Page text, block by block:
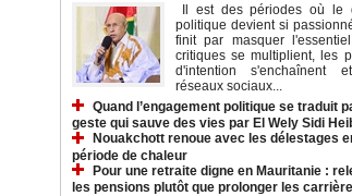
Il est des périodes où le
politique devient si
finit par masquer
critiques se multiplient, les
d'intention s'enchaînent
réseaux sociaux...
Quand l’engagement politique se traduit
geste qui sauve des vies par El Wely Sidi
Nouakchott renoue avec les délestages
période de chaleur
Pour une retraite digne en Mauritanie :
les pensions plutôt que prolonger les